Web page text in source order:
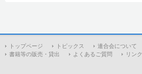
トップページ トピックス 連合会について
書籍等の販売・貸出
よくあるご質問 リンク